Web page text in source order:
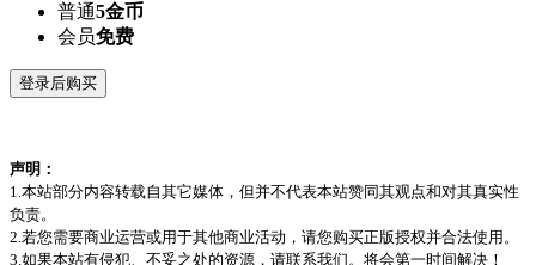
普通5金币
会员免费
登录后购买
声明：
1.本站部分内容转载自其它媒体，但并不代表本站赞同其观点和对其真实性
负责。
2.若您需要商业运营或用于其他商业活动，请您购买正版授权并合法使用。
3.如果本站有侵犯、不妥之处的资源，请联系我们。将会第一时间解决！